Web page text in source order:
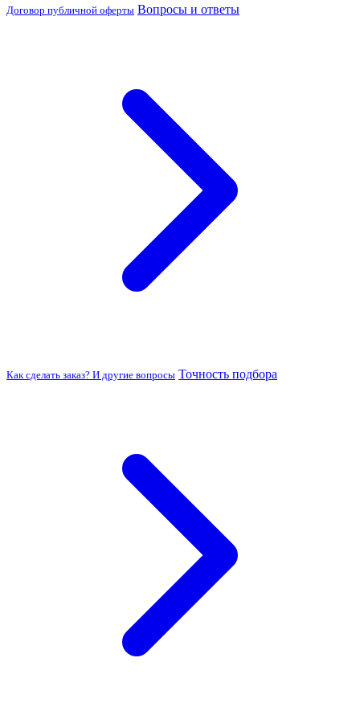
Договор публичной оферты Вопросы и ответы
Как сделать заказ? И другие вопросы Точность подбора